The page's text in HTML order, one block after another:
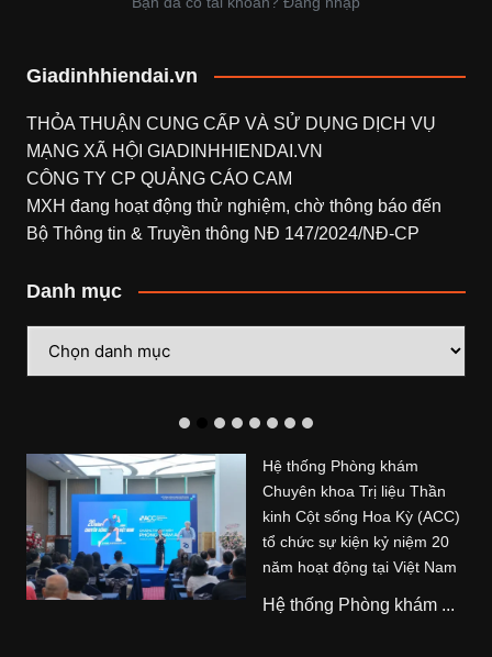
Giadinhhiendai.vn
THỎA THUẬN CUNG CẤP VÀ SỬ DỤNG DỊCH VỤ
MẠNG XÃ HỘI GIADINHHIENDAI.VN
CÔNG TY CP QUẢNG CÁO CAM
MXH đang hoạt động thử nghiệm, chờ thông báo đến
Bộ Thông tin & Truyền thông NĐ 147/2024/NĐ-CP
Danh mục
mục
Hệ thống Phòng khám
Chuyên khoa Trị liệu Thần
kinh Cột sống Hoa Kỳ (ACC)
tổ chức sự kiện kỷ niệm 20
năm hoạt động tại Việt Nam
Hệ thống Phòng khám ...